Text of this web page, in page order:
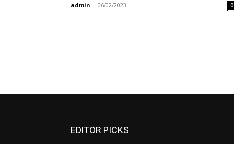
admin - 06/02/2023 0
EDITOR PICKS